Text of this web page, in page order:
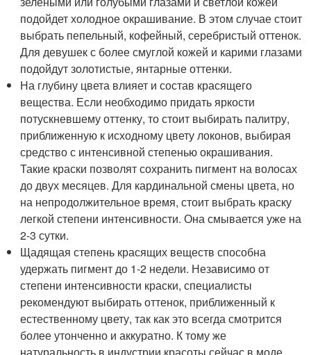
подойдет холодное окрашивание. В этом случае стоит
выбрать пепельный, кофейный, серебристый оттенок.
Для девушек с более смуглой кожей и карими глазами
подойдут золотистые, янтарные оттенки.
На глубину цвета влияет и состав красящего
вещества. Если необходимо придать яркости
потускневшему оттенку, то стоит выбирать палитру,
приближенную к исходному цвету локонов, выбирая
средство с интенсивной степенью окрашивания.
Такие краски позволят сохранить пигмент на волосах
до двух месяцев. Для кардинальной смены цвета, но
на непродолжительное время, стоит выбрать краску
легкой степени интенсивности. Она смывается уже на
2-3 сутки.
Щадящая степень красящих веществ способна
удержать пигмент до 1-2 недели. Независимо от
степени интенсивности краски, специалисты
рекомендуют выбирать оттенок, приближенный к
естественному цвету, так как это всегда смотрится
более утонченно и аккуратно. К тому же
натуральность в индустрии красоты сейчас в моде.